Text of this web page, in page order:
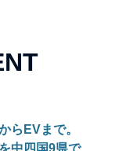
らEVまで。